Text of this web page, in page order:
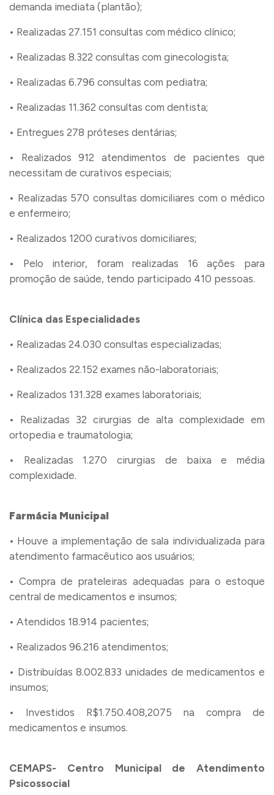
demanda imediata (plantão);
• Realizadas 27.151 consultas com médico clínico;
• Realizadas 8.322 consultas com ginecologista;
• Realizadas 6.796 consultas com pediatra;
• Realizadas 11.362 consultas com dentista;
• Entregues 278 próteses dentárias;
• Realizados 912 atendimentos de pacientes que
necessitam de curativos especiais;
• Realizadas 570 consultas domiciliares com o médico
e enfermeiro;
• Realizados 1200 curativos domiciliares;
• Pelo interior, foram realizadas 16 ações para
promoção de saúde, tendo participado 410 pessoas.
Clínica das Especialidades
• Realizadas 24.030 consultas especializadas;
• Realizados 22.152 exames não-laboratoriais;
• Realizados 131.328 exames laboratoriais;
• Realizadas 32 cirurgias de alta complexidade em
ortopedia e traumatologia;
• Realizadas 1.270 cirurgias de baixa e média
complexidade.
Farmácia Municipal
• Houve a implementação de sala individualizada para
atendimento farmacêutico aos usuários;
• Compra de prateleiras adequadas para o estoque
central de medicamentos e insumos;
• Atendidos 18.914 pacientes;
• Realizados 96.216 atendimentos;
• Distribuídas 8.002.833 unidades de medicamentos e
insumos;
• Investidos R$1.750.408,2075 na compra de
medicamentos e insumos.
CEMAPS- Centro Municipal de Atendimento
Psicossocial